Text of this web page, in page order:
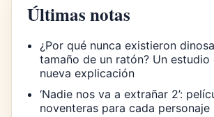
Últimas notas
¿Por qué nunca existieron
tamaño de un ratón? Un estudio
nueva explicación
‘Nadie nos va a extrañar 2’:
noventeras para cada personaje